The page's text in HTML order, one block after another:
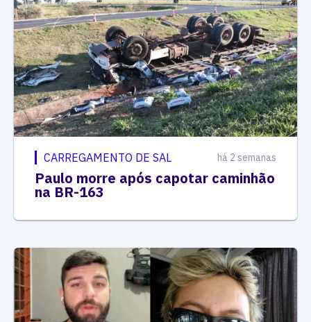
CARREGAMENTO DE SAL há 2 semanas
Paulo morre após capotar caminhão
na BR-163